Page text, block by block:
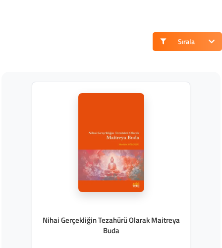
Sırala
Nihai Gerçekliğin Tezahürü Olarak Maitreya
Buda